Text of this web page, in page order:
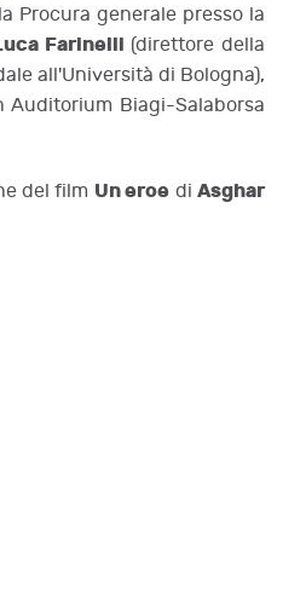
Procura generale presso la
Farinelli (direttore della
all'Università di Bologna),
Auditorium Biagi-Salaborsa
del film Un eroe diAsghar